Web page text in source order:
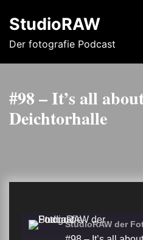
StudioRAW
Der fotografie Podcast
#98 – It’s all
Deichtorhalle
StudioRAW der